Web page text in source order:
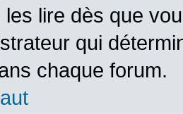
lire dès que
qui
chaque forum.